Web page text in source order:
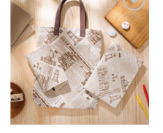
加入
「願
望輕
單」